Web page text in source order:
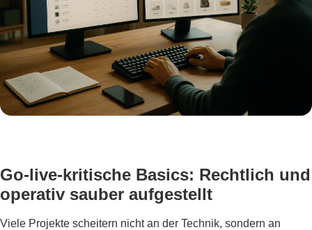
Go-live-kritische Basics: Rechtlich und
operativ sauber aufgestellt
Viele Projekte scheitern nicht an der Technik, sondern an